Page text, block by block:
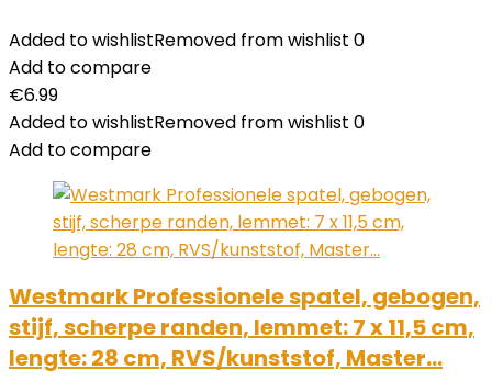
Added to wishlistRemoved from wishlist 0
Add to compare
€6.99
Added to wishlistRemoved from wishlist 0
Add to compare
Westmark Professionele spatel, gebogen,
stijf, scherpe randen, lemmet: 7 x 11,5 cm,
lengte: 28 cm, RVS/kunststof, Master…